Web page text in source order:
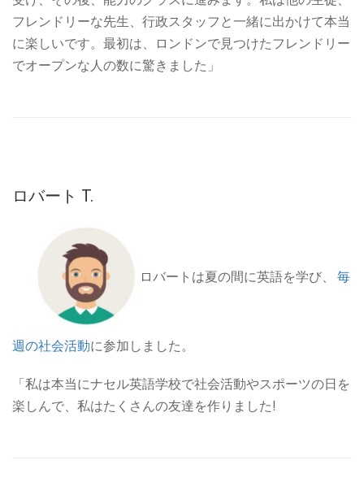
フレンドリーな先生、行政スタッフと一緒に出かけて本当
に楽しいです。最初は、ロンドンで見つけたフレンドリー
でオープンな人の数に驚きました」
ロバート T.
ロバートは夏の間に英語を学び、 毎
週の社会活動に参加しました。
「私は本当にナセル英語学校で社会活動やスポーツの日を
楽しんで、私はたくさんの友達を作りました!